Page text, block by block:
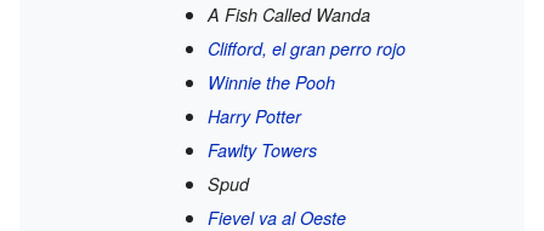
A Fish Called Wanda
Clifford, el gran perro rojo
Winnie the Pooh
Harry Potter
Fawlty Towers
Spud
Fievel va al Oeste